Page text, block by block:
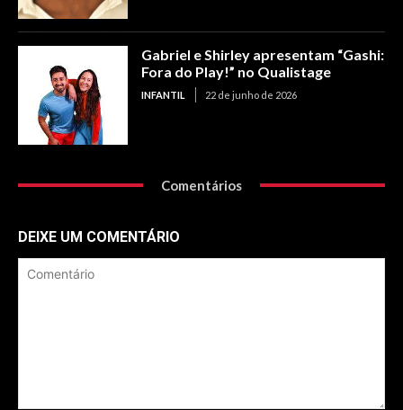
Gabriel e Shirley apresentam “Gashi:
Fora do Play!” no Qualistage
INFANTIL 22 de junho de 2026
Comentários
DEIXE UM COMENTÁRIO